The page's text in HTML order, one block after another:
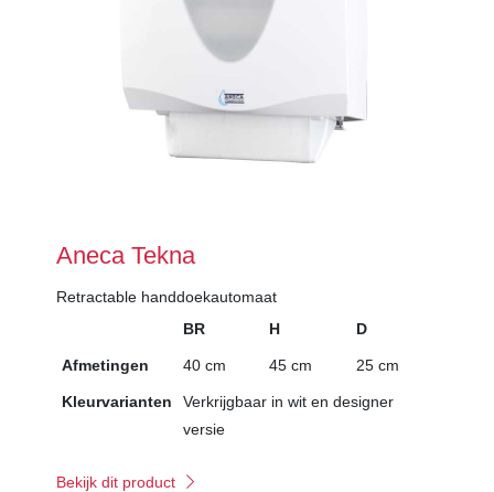
Aneca Tekna
Retractable handdoekautomaat
BR
H D
Afmetingen 40 cm 45 cm 25 cm
Kleurvarianten
Verkrijgbaar in wit en designer
versie
Bekijk dit product